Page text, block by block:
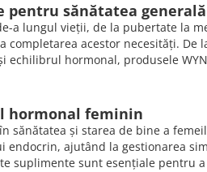
sănătatea generală
a lungul vieții, de la pubertate la
acestor necesități.
hormonal, produsele
hormonal feminin
și starea de bine a
ajutând la gestionarea
suplimente sunt esențiale